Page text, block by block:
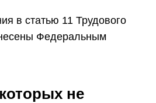
в статью 11 Трудового
Федеральным
не